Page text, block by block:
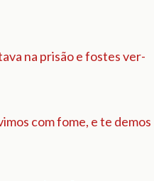
na prisão e fostes ver-
com fome, e te demos